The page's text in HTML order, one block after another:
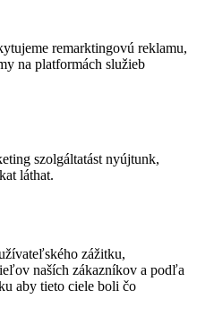
remarktingovú reklamu,
na platformách služieb
szolgáltatást nyújtunk,
láthat.
zážitku,
naších zákazníkov a podľa
aby tieto ciele boli čo